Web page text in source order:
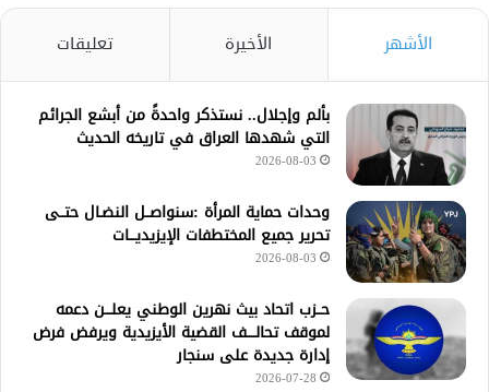
الأشهر الأخيرة تعليقات
بألم وإجلال.. نستذكر واحدةً من أبشع الجرائم
التي شهدها العراق في تاريخه الحديث
2026-08-03
وحدات حماية المرأة :سنواصــل النضـال حتــى
تحرير جميع المختطفات الإيزيديـــات
2026-08-03
حــزب اتحاد بيث نهرين الوطني يعلـــن دعمه
لموقف تحالــــف القضية الأيزيدية ويرفض فرض
إدارة جديدة على سنجار
2026-07-28